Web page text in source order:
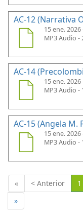
AC-12 (Narrativa
15 ene. 2026
MP3 Audio -
AC-14
15 ene. 2026
MP3 Audio -
AC-15 (Angela M.
15 ene. 2026
MP3 Audio -
« < Anterior 1
»